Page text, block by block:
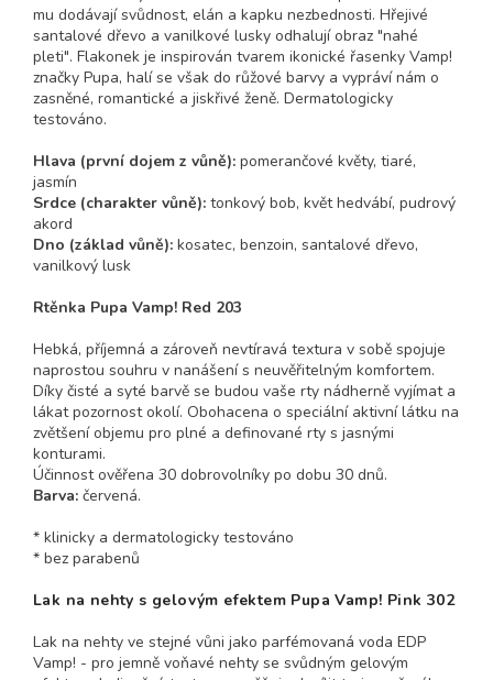
mu dodávají svůdnost, elán a kapku nezbednosti. Hřejivé
santalové dřevo a vanilkové lusky odhalují obraz "nahé
pleti". Flakonek je inspirován tvarem ikonické řasenky Vamp!
značky Pupa, halí se však do růžové barvy a vypráví nám o
zasněné, romantické a jiskřivé ženě. Dermatologicky
testováno.
Hlava (první dojem z vůně): pomerančové květy, tiaré,
jasmín
Srdce (charakter vůně): tonkový bob, květ hedvábí, pudrový
akord
Dno (základ vůně): kosatec, benzoin, santalové dřevo,
vanilkový lusk
Rtěnka Pupa Vamp! Red 203
Hebká, příjemná a zároveň nevtíravá textura v sobě spojuje
naprostou souhru v nanášení s neuvěřitelným komfortem.
Díky čisté a syté barvě se budou vaše rty nádherně vyjímat a
lákat pozornost okolí. Obohacena o speciální aktivní látku na
zvětšení objemu pro plné a definované rty s jasnými
konturami.
Účinnost ověřena 30 dobrovolníky po dobu 30 dnů.
Barva: červená.
* klinicky a dermatologicky testováno
* bez parabenů
Lak na nehty s gelovým efektem Pupa Vamp! Pink 302
Lak na nehty ve stejné vůni jako parfémovaná voda EDP
Vamp! - pro jemně voňavé nehty se svůdným gelovým